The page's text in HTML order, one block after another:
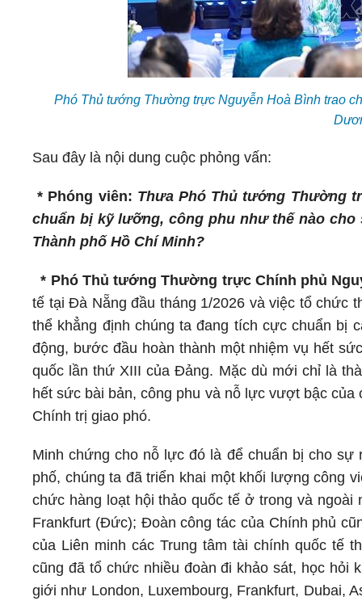
Phó Thủ tướng Thường trực Nguyễn Hoà Bình trao
Sau đây là nội dung cuộc phỏng vấn:
* Phóng viên: Thưa Phó Thủ tướng Thường
chuẩn bị kỹ lưỡng, công phu như thế nào
Thành phố Hồ Chí Minh?
* Phó Thủ tướng Thường trực Chính phủ
tế tại Đà Nẵng đầu tháng 1/2026 và việc tổ chức
thể khẳng định chúng ta đang tích cực chuẩn bị
động, bước đầu hoàn thành một nhiệm vụ hết
quốc lần thứ XIII của Đảng. Mặc dù mới chỉ là
hết sức bài bản, công phu và nỗ lực vượt bậc
Chính trị giao phó.
Minh chứng cho nỗ lực đó là để chuẩn bị cho
phố, chúng ta đã triển khai một khối lượng công
chức hàng loạt hội thảo quốc tế ở trong và
Frankfurt (Đức); Đoàn công tác của Chính phủ
của Liên minh các Trung tâm tài chính quốc tế
cũng đã tổ chức nhiều đoàn đi khảo sát, học hỏi
giới như London, Luxembourg, Frankfurt, Dubai,